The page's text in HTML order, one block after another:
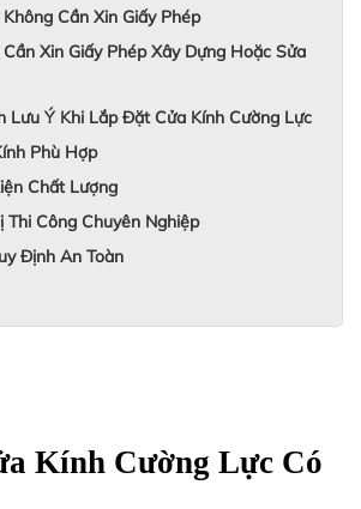
Cần Xin Giấy Phép
Xin Giấy Phép Xây Dựng Hoặc Sửa
Lưu Ý Khi Lắp Đặt Cửa Kính Cường Lực
Phù Hợp
Chất Lượng
Thi Công Chuyên Nghiệp
Định An Toàn
Kính Cường Lực Có